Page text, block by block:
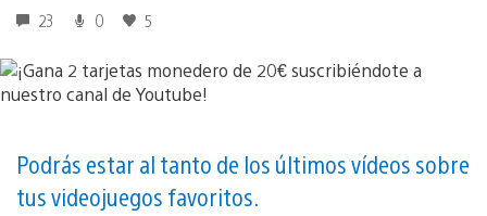
23 0 5
Podrás estar al tanto de los últimos vídeos sobre
tus videojuegos favoritos.